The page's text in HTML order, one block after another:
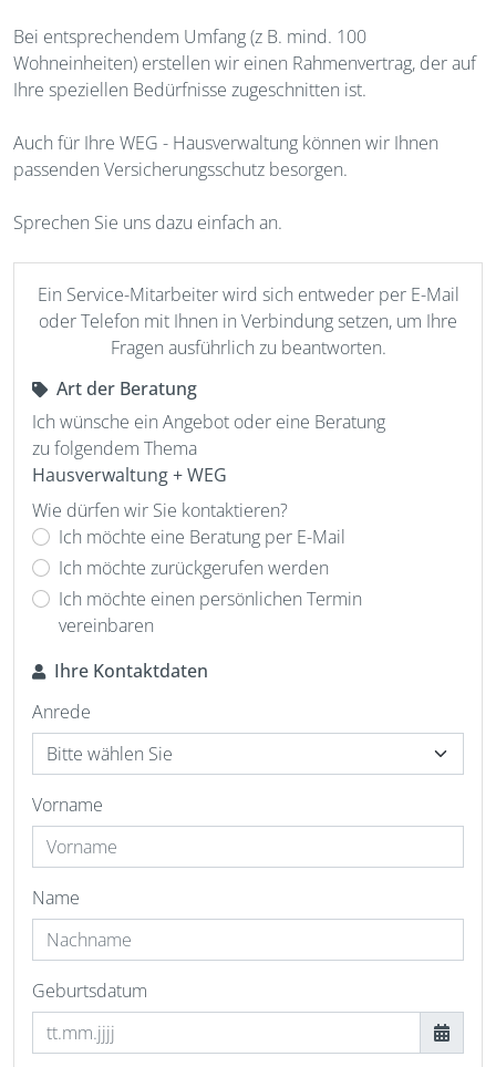
Bei entsprechendem Umfang (z B. mind. 100
Wohneinheiten) erstellen wir einen Rahmenvertrag, der auf
Ihre speziellen Bedürfnisse zugeschnitten ist.
Auch für Ihre WEG - Hausverwaltung können wir Ihnen
passenden Versicherungsschutz besorgen.
Sprechen Sie uns dazu einfach an.
Ein Service-Mitarbeiter wird sich entweder per E-Mail
oder Telefon mit Ihnen in Verbindung setzen, um Ihre
Fragen ausführlich zu beantworten.
Art der Beratung
Ich wünsche ein Angebot oder eine Beratung
zu folgendem Thema
Hausverwaltung + WEG
Wie dürfen wir Sie kontaktieren?
Ich möchte eine Beratung per E-Mail
Ich möchte zurückgerufen werden
Ich möchte einen persönlichen Termin
vereinbaren
Ihre Kontaktdaten
Anrede
Vorname
Name
Geburtsdatum